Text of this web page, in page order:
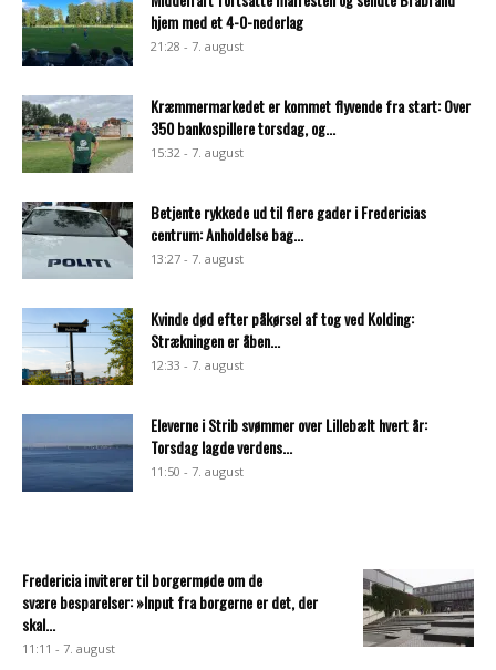
hjem med et 4-0-nederlag
21:28 - 7. august
Kræmmermarkedet er kommet flyvende fra start: Over
350 bankospillere torsdag, og...
15:32 - 7. august
Betjente rykkede ud til flere gader i Fredericias
centrum: Anholdelse bag...
13:27 - 7. august
Kvinde død efter påkørsel af tog ved Kolding:
Strækningen er åben...
12:33 - 7. august
Eleverne i Strib svømmer over Lillebælt hvert år:
Torsdag lagde verdens...
11:50 - 7. august
Fredericia inviterer til borgermøde om de
svære besparelser: »Input fra borgerne er det, der
skal...
11:11 - 7. august